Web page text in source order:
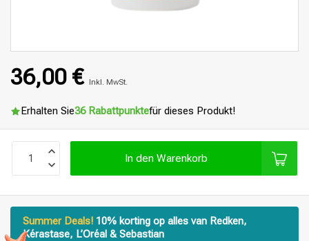
36,00 € Inkl. MwSt.
Erhalten Sie36 Rabattpunktefür dieses Produkt!
In den Warenkorb
Summer Deals! 10% korting op alles van Redken,
Kérastase, L’Oréal & Sebastian